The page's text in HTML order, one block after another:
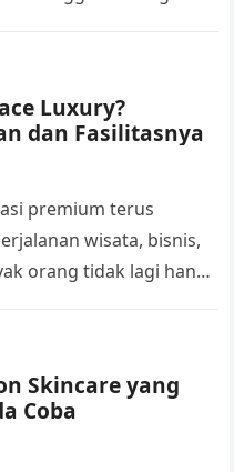
Luxury?
dan Fasilitasnya
premium terus
wisata, bisnis,
orang tidak lagi hanya
Skincare yang
Coba